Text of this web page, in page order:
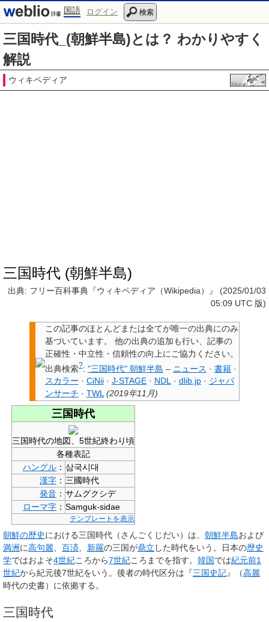
国語 ログイン 検索
三国時代_(朝鮮半島)とは？ わかりやすく
解説
ウィキペディア
三国時代 (朝鮮半島)
出典: フリー百科事典『ウィキペディア（Wikipedia）』 (2025/01/03
05:09 UTC 版)
この記事のほとんどまたは全てが唯一の出典にのみ
基づいています。
他の出典の追加も行い、記事の
正確性・中立性・信頼性の向上にご協力ください。
出典検索?: "三国時代" 朝鮮半島 – ニュース · 書籍 ·
スカラー · CiNii · J-STAGE · NDL · dlib.jp · ジャパ
ンサーチ · TWL (2019年11月)
三国時代
三国時代の地図、5世紀終わり頃
各種表記
ハングル ： 삼국시대
漢字 ： 三國時代
発音 ： サムグクシデ
ローマ字 ： Samguk-sidae
テンプレートを表示
朝鮮の歴史における三国時代 （さんごくじだい）は、 朝鮮半島および
満洲に高句麗 百済 新羅の三国が鼎立 した時代をいう。日本の歴史
学ではおよそ4世紀ころから7世紀ころまでを指す。 韓国では紀元前1
世紀から紀元後7世紀をいう。後者の時代区分は『三国史記』（高麗
時代の史書）に依拠する。
三国時代